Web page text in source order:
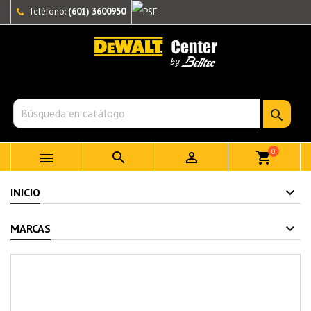
Teléfono: (601) 3600950

   shopping_cart0
INICIO
MARCAS